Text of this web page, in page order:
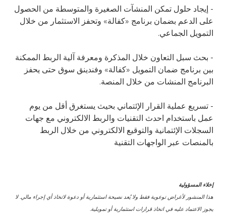
- إيجاد حلول تمكن المنشآت الصغيرة والمتوسطة من الحصول
على الدعم بضمان برنامج «كفالة» وتحفز الاستثمار من خلال
التمويل الجماعي.
- بحث سبل التعاون خلال المذكرة ومعرفة آلية الربط الممكنة
بين برنامج ضمان التمويل «كفالة» وفندينق سوق حتى يحفز
البرنامج المنشات من خلال المنصة.
- تسريع عملية القرار الإئتماني بحيث يستغرق أقل من يوم
عمل باستخدام احدث التقنيات والربط الالكتروني مع جهات
السجلات الإئتمانية والتوقيع الالكتروني من خلال الربط
بالمنصات عبر الواجهات التقنية
إخلاء المسؤولية
هذا المنشور لأغراض توعوية فقط ولا يُعد نصيحة استثمارية أو دعوة لاتخاذ أي إجراء مالي. لا
يجوز الاعتماد عليه في اتخاذ قرارات استثمارية أو تمويلية.